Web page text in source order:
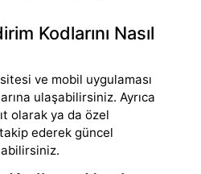
Kodlarını Nasıl
ve mobil uygulaması
ulaşabilirsiniz. Ayrıca
olarak ya da özel
ederek güncel